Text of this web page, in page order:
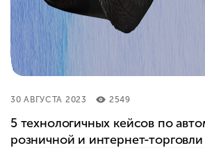
30 АВГУСТА 2023 2549
5 технологичных кейсов по
розничной и интернет-торговли